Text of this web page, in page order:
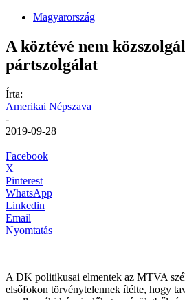
Magyarország
A köztévé nem
pártszolgálat
Írta:
Amerikai Népszava
-
2019-09-28
Facebook
X
Pinterest
WhatsApp
Linkedin
Email
Nyomtatás
A DK politikusai elmentek az MTVA
elsőfokon törvénytelennek ítélte, hogy